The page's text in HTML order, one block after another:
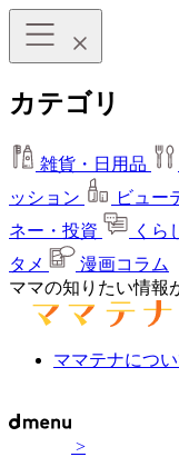
カテゴリ
雑貨・日用品
ッション
ビュー
ネー・投資
くら
タメ
漫画コラム
ママの知りたい情報
ママテナにつ
>